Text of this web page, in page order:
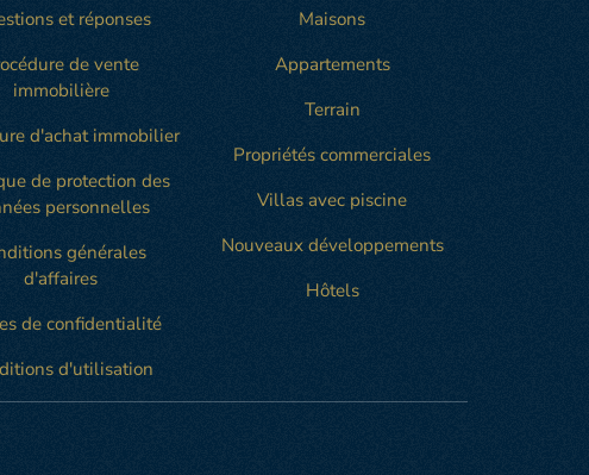
et réponses
de vente
immobilière
d'achat immobilier
de protection des
personnelles
générales
d'affaires
de confidentialité
d'utilisation
Maisons
Appartements
Terrain
Propriétés commerciales
Villas avec piscine
Nouveaux développements
Hôtels